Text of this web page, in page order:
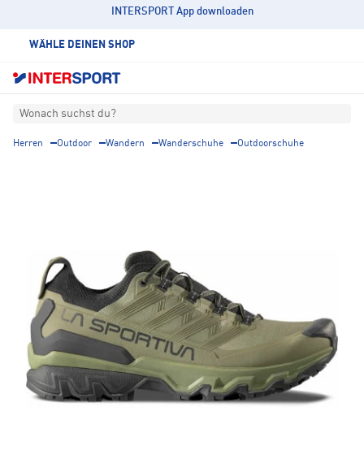
INTERSPORT App downloaden
WÄHLE DEINEN SHOP
Wonach suchst du?
Herren Outdoor Wandern Wanderschuhe Outdoorschuhe